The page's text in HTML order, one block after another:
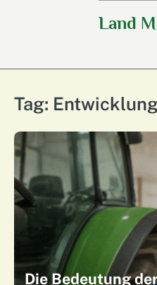
Land
Tag:
Die Bedeutung